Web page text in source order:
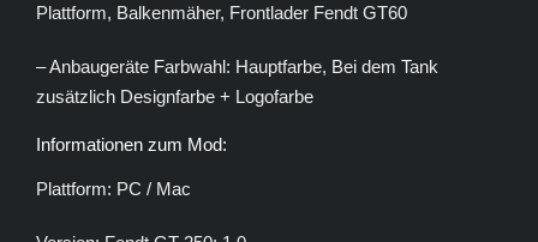
Plattform, Balkenmäher, Frontlader Fendt GT60
– Anbaugeräte Farbwahl: Hauptfarbe, Bei dem Tank
zusätzlich Designfarbe + Logofarbe
Informationen zum Mod:
Plattform: PC / Mac